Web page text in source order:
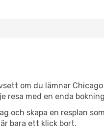
om du lämnar
resa med en enda
skapa en resplan
bara ett klick bort.